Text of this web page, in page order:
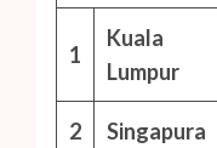
1
Kuala
Lumpur
2 Singapura